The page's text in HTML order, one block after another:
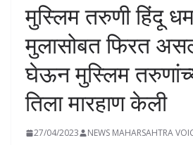
मुस्लिम तरुणी हिंदू
मुलासोबत फिरत
घेऊन मुस्लिम
तिला मारहाण केली
27/04/2023 NEWS MAHARSAHTRA